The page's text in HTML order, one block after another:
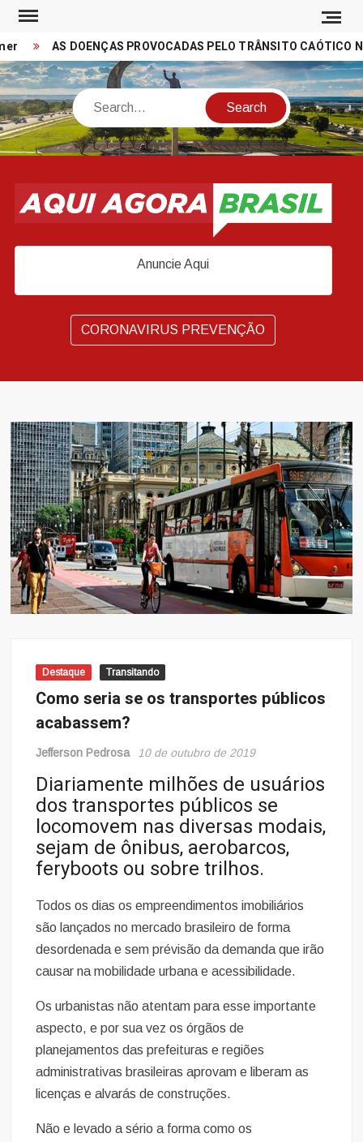
Skip
contentAS DOENÇAS PROVOCADAS PELO TRÂNSITO CAÓTICO
Search
Anuncie Aqui
CORONAVIRUS PREVENÇÃO
Destaque Transitando
Como seria se os transportes públicos
acabassem?
Jefferson Pedrosa 10 de outubro de 2019
Diariamente milhões de usuários
dos transportes públicos se
locomovem nas diversas modais,
sejam de ônibus, aerobarcos,
feryboots ou sobre trilhos.
Todos os dias os empreendimentos imobiliários
são lançados no mercado brasileiro de forma
desordenada e sem prévisão da demanda que irão
causar na mobilidade urbana e acessibilidade.
Os urbanistas não atentam para esse importante
aspecto, e por sua vez os órgãos de
planejamentos das prefeituras e regiões
administrativas brasileiras aprovam e liberam as
licenças e alvarás de construções.
Não e levado a sério a forma como os